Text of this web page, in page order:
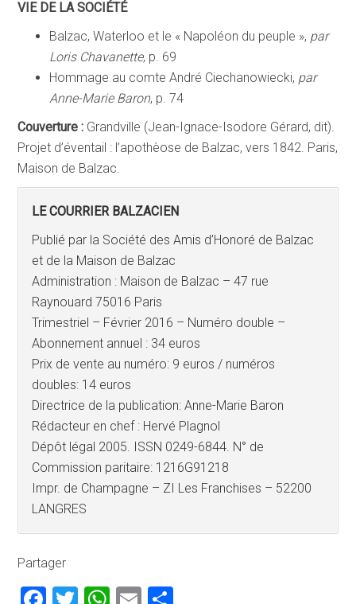
VIE DE LA SOCIÉTÉ
Balzac, Waterloo et le « Napoléon du peuple », par
Loris Chavanette, p. 69
Hommage au comte André Ciechanowiecki, par
Anne-Marie Baron, p. 74
Couverture : Grandville (Jean-Ignace-Isodore Gérard, dit).
Projet d’éventail : l’apothèose de Balzac, vers 1842. Paris,
Maison de Balzac.
LE COURRIER BALZACIEN
Publié par la Société des Amis d’Honoré de Balzac
et de la Maison de Balzac
Administration : Maison de Balzac – 47 rue
Raynouard 75016 Paris
Trimestriel – Février 2016 – Numéro double –
Abonnement annuel : 34 euros
Prix de vente au numéro: 9 euros / numéros
doubles: 14 euros
Directrice de la publication: Anne-Marie Baron
Rédacteur en chef : Hervé Plagnol
Dépôt légal 2005. ISSN 0249-6844. N° de
Commission paritaire: 1216G91218
Impr. de Champagne – ZI Les Franchises – 52200
LANGRES
Partager